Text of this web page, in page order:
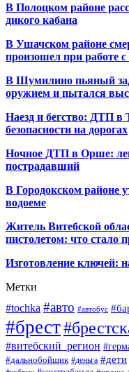
В Полоцком районе
дикого кабана
В Ушачском районе
произошел при работе с
В Шумилино пьяный
оружием и пытался
Наезд и бегство: ДТП в
безопасности на дорогах
Ночное ДТП в Орше:
пострадавший
В Городокском районе
водоеме
Житель Витебской
пистолетом: что стало
Изготовление ключей:
Метки
#tochka #авто #автобус
#брест
#витебский_регион
#дальнобойщик #деньга #дети